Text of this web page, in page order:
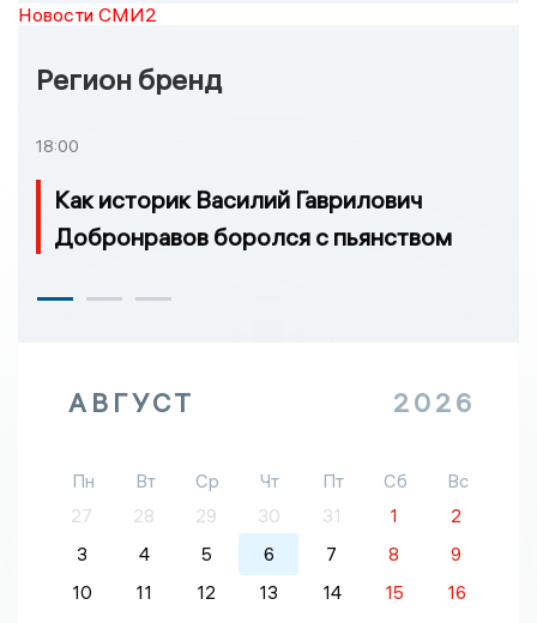
Новости СМИ2
Регион бренд
18:00
Как историк Василий Гаврилович
Добронравов боролся с пьянством
АВГУСТ 2026
Пн Вт Ср Чт Пт Сб
Вс
27
28 29 30 31 1
2
3
4 5 6 7 8
9
10
11 12 13 14 15
16